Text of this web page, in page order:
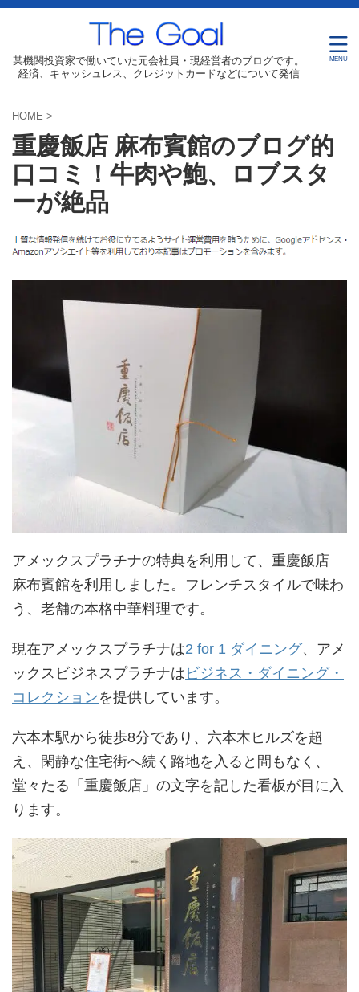
某機関投資家で働いていた元会社員・現経営者のブログです。
経済、キャッシュレス、クレジットカードなどについて発信
HOME >
重慶飯店 麻布賓館のブログ的
口コミ！牛肉や鮑、ロブスタ
ーが絶品
アメックスプラチナの特典を利用して、重慶飯店
麻布賓館を利用しました。フレンチスタイルで味わ
う、老舗の本格中華料理です。
現在アメックスプラチナは2 for 1 ダイニング、アメ
ックスビジネスプラチナは ビジネス・ダイニング・
コレクションを提供しています。
六本木駅から徒歩8分であり、六本木ヒルズを超
え、閑静な住宅街へ続く路地を入ると間もなく、
堂々たる「重慶飯店」の文字を記した看板が目に入
ります。